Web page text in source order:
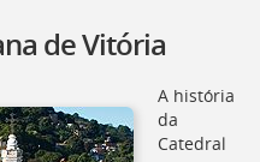
de Vitória
A história
da
Catedral